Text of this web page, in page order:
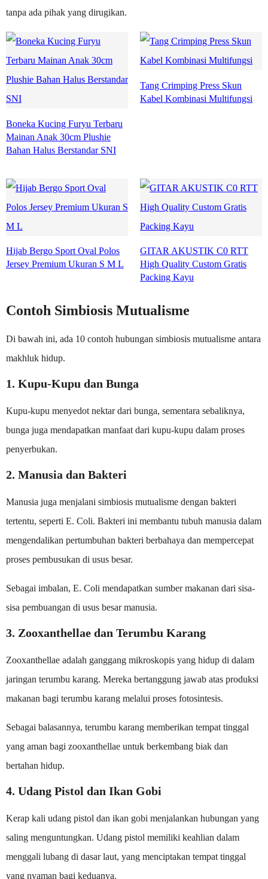
tanpa ada pihak yang dirugikan.
Boneka Kucing Furyu Terbaru
Mainan Anak 30cm Plushie
Bahan Halus Berstandar SNI
Tang Crimping Press Skun
Kabel Kombinasi Multifungsi
Hijab Bergo Sport Oval Polos
Jersey Premium Ukuran S M L
GITAR AKUSTIK C0 RTT
High Quality Custom Gratis
Packing Kayu
Contoh Simbiosis Mutualisme
Di bawah ini, ada 10 contoh hubungan simbiosis mutualisme antara
makhluk hidup.
1. Kupu-Kupu dan Bunga
Kupu-kupu menyedot nektar dari bunga, sementara sebaliknya,
bunga juga mendapatkan manfaat dari kupu-kupu dalam proses
penyerbukan.
2. Manusia dan Bakteri
Manusia juga menjalani simbiosis mutualisme dengan bakteri
tertentu, seperti E. Coli. Bakteri ini membantu tubuh manusia dalam
mengendalikan pertumbuhan bakteri berbahaya dan mempercepat
proses pembusukan di usus besar.
Sebagai imbalan, E. Coli mendapatkan sumber makanan dari sisa-
sisa pembuangan di usus besar manusia.
3. Zooxanthellae dan Terumbu Karang
Zooxanthellae adalah ganggang mikroskopis yang hidup di dalam
jaringan terumbu karang. Mereka bertanggung jawab atas produksi
makanan bagi terumbu karang melalui proses fotosintesis.
Sebagai balasannya, terumbu karang memberikan tempat tinggal
yang aman bagi zooxanthellae untuk berkembang biak dan
bertahan hidup.
4. Udang Pistol dan Ikan Gobi
Kerap kali udang pistol dan ikan gobi menjalankan hubungan yang
saling menguntungkan. Udang pistol memiliki keahlian dalam
menggali lubang di dasar laut, yang menciptakan tempat tinggal
yang nyaman bagi keduanya.